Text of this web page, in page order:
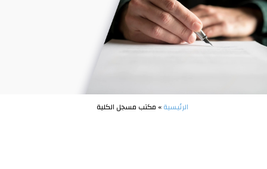
الرئيسية» مكتب مسجل الكلية